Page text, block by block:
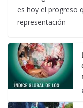
es hoy el progreso
representación